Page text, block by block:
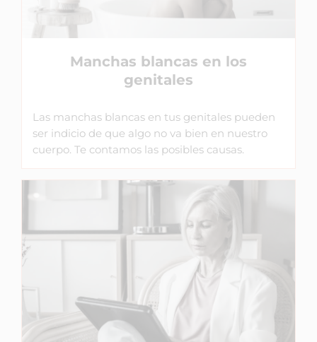
Manchas blancas en los
genitales
Las manchas blancas en tus genitales pueden
ser indicio de que algo no va bien en nuestro
cuerpo. Te contamos las posibles causas.